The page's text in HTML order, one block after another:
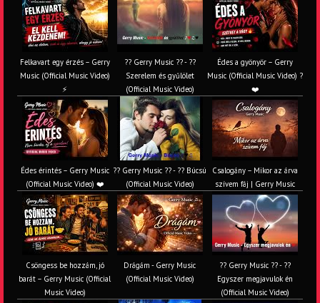
Felkavart egy érzés – Gerry
Music (Official Music Video)
⚡
?? Gerry Music ?? - ??
Szerelem és gyűlölet
(Official Music Video)
Édes a gyönyör – Gerry
Music (Official Music Video) ?
❤️
Édes érintés – Gerry Music
(Official Music Video) ❤️
?? Gerry Music ?? - ?? Búcsú
(Official Music Video)
Csalogány – Mikor az árva
szívem fáj | Gerry Music
Csöngess be hozzám, jó
barát – Gerry Music (Official
Music Video)
Drágám - Gerry Music
(Official Music Video)
?? Gerry Music ?? - ??
Egyszer megjavulok én
(Official Music Video)